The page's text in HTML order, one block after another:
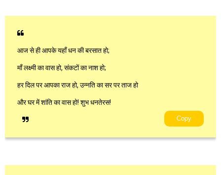
आज से ही आपके यहाँ धन की बरसात हो;
माँ लक्ष्मी का वास हो, संकटों का नाश हो;
हर दिल पर आपका राज हो, उन्नति का सर पर ताज हो
और घर में शांति का वास हो! शुभ धनतेरस!
Copy